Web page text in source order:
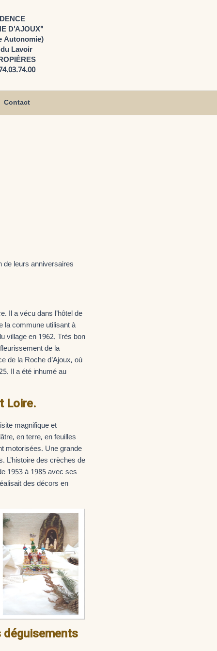
D'AJOUX"
Autonomie)
Lavoir
Contact
de leurs anniversaires
Il a vécu dans l’hôtel de
la commune utilisant à
village en 1962. Très bon
de la
de la Roche d’Ajoux, où
Il a été inhumé au
Loire.
magnifique et
en terre, en feuilles
motorisées. Une grande
L’histoire des crèches de
1953 à 1985 avec ses
des décors en
déguisements